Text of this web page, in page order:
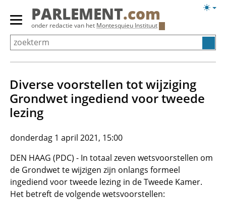
Overslaan
Primair
menu
tonen/verbergen
PARLEMENT.com
onder redactie van het Montesquieu Instituut
Diverse voorstellen tot wijziging
Grondwet ingediend voor tweede
lezing
donderdag 1 april 2021, 15:00
DEN HAAG (PDC) - In totaal zeven wetsvoorstellen om
de Grondwet te wijzigen zijn onlangs formeel
ingediend voor tweede lezing in de Tweede Kamer.
Het betreft de volgende wetsvoorstellen: